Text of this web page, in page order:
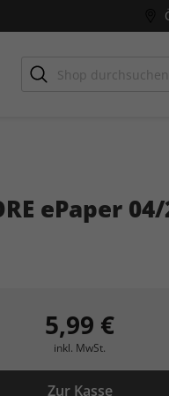
Zwischensumme
inkl. MwSt., ggf. zzgl.
ePaper
5,99 €
inkl. MwSt.
Zur Kasse